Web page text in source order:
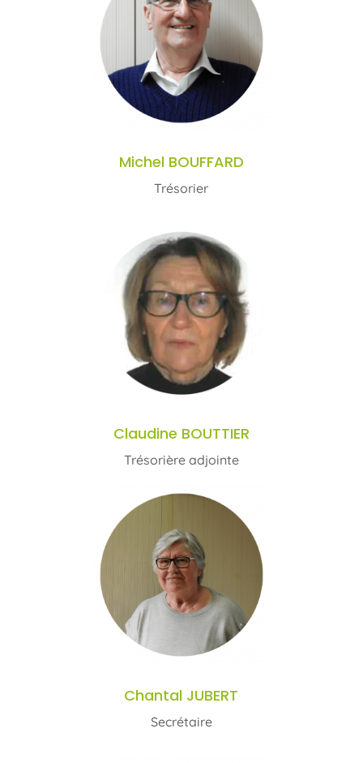
Michel BOUFFARD
Trésorier
Claudine BOUTTIER
Trésorière adjointe
Chantal JUBERT
Secrétaire